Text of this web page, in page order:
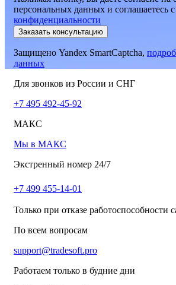
персональных данных и соглашаетесь c
конфиденциальности
Заказать консультацию
Защищено Yandex SmartCaptcha,
данных
Для звонков из России и СНГ
+7 495 492-45-92
МАКС
Мы в МАКС
Экстренный номер 24/7
+7 499 455-14-01
Только при отказе работоспособности
По всем вопросам
support@tradesoft.pro
Работаем только в будние дни